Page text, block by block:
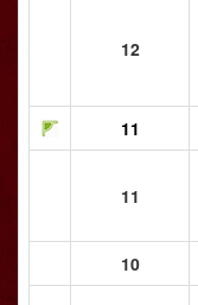
12
11
11
10